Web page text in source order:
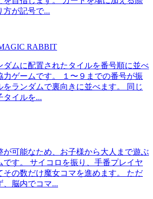
方が記号で...
RABBIT
ダムに配置されたタイルを番号順に並べ
力ゲームです。 １〜９までの番号が振
をランダムで裏向きに並べます。 同じ
タイルを...
が可能なため、お子様から大人まで遊ぶ
です。 サイコロを振り、手番プレイヤ
その数だけ魔女コマを進めます。 ただ
、脳内でコマ...